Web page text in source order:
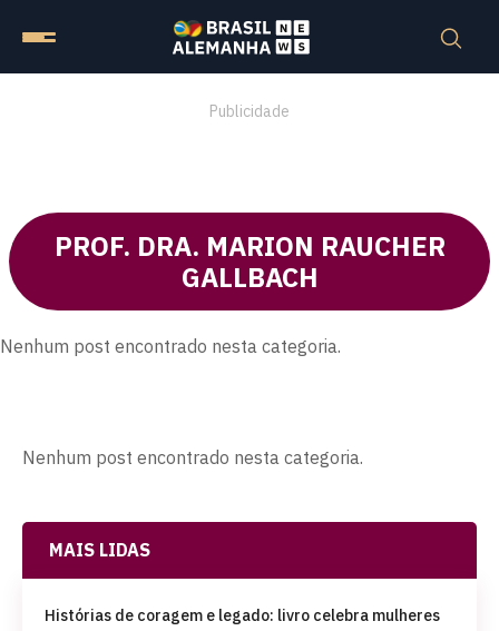
Publicidade
PROF. DRA. MARION RAUCHER
GALLBACH
Nenhum post encontrado nesta categoria.
Nenhum post encontrado nesta categoria.
MAIS LIDAS
Histórias de coragem e legado: livro celebra mulheres